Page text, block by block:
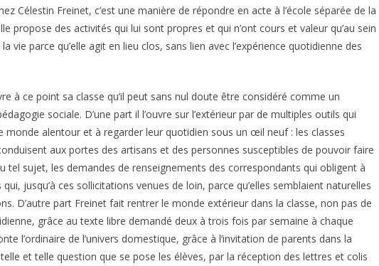
Célestin Freinet, c’est une manière de répondre en acte à l’école séparée de la
propose des activités qui lui sont propres et qui n’ont cours et valeur qu’au sein
vie parce qu’elle agit en lieu clos, sans lien avec l’expérience quotidienne des
à ce point sa classe qu’il peut sans nul doute être considéré comme un
sociale. D’une part il l’ouvre sur l’extérieur par de multiples outils qui
monde alentour et à regarder leur quotidien sous un œil neuf : les classes
aux portes des artisans et des personnes susceptibles de pouvoir faire
tel sujet, les demandes de renseignements des correspondants qui obligent à
jusqu’à ces sollicitations venues de loin, parce qu’elles semblaient naturelles
D’autre part Freinet fait rentrer le monde extérieur dans la classe, non pas de
grâce au texte libre demandé deux à trois fois par semaine à chaque
l’ordinaire de l’univers domestique, grâce à l’invitation de parents dans la
et telle question que se pose les élèves, par la réception des lettres et colis